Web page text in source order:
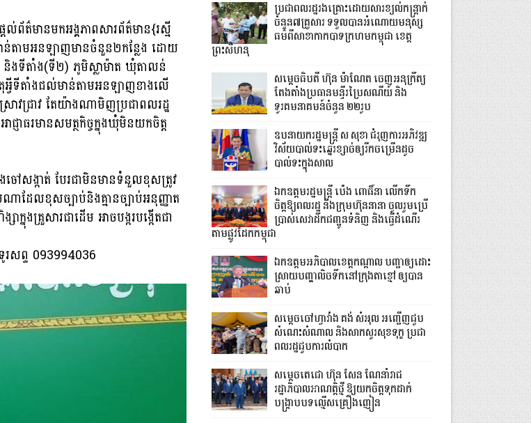
ព័ត៌មានមកអង្គភាពសារព័ត៌មាន{រស្មី
ន់តាមអនឡាញមានចំនួន២កន្លែង ដោយ
និងទីតាំង(ទី២) ភូមិស្លាម៉ាត ឃុំតាលន់
អ្វីទីតាំងជល់មាន់តាមអនឡាញខាងលើ
ាវជ្រាវ តែយ៉ាងណាមិញប្រជាពលរដ្ឋ
ញាធរមានសមត្ថកិច្ចក្នុងឃុំមិនយកចិត្ត
ៅសង្កាត់ បែរជាមិនមានទំនួលខុសត្រូវ
ាដែលខុសច្បាប់និងគ្មានច្បាប់អនុញ្ញាត
នុងគ្រួសារជាដើម អាចបង្ករបង្កើតជា
រសព្ទ 093994036
ប្រជាពលរដ្ឋរងគ្រោះដោយសារខ្យល់កន្ត្រាក់
ចំនួន៧គ្រួសារ ទទួលបានអំណោយមនុស្ស
ធម៌ពីសាខាកាកបាទក្រហមកម្ពុជា ខេត្ត
ព្រះសីហនុ
សម្តេចធិបតី ហ៊ុន ម៉ាណែត ចេញអនុក្រឹត្យ
តែងតាំងប្រធានមន្ទីរប្រៃសណីយ៍ និង
ទូរគមនាគមន៍ចំនួន ២២រូប
ឧបនាយករដ្ឋមន្ដ្រី ស សុខា ជំរុញការអភិវឌ្ឍ
វិស័យបាល់ទះឆ្នេរខ្សាច់ឲ្យរីកចម្រើនដូច
បាល់ទះក្នុងសាល
ឯកឧត្តមរដ្ឋមន្ត្រី ប៉េង ពោធិ៍នា លើកទឹក
ចិត្តឱ្យពលរដ្ឋ និងក្រុមហ៊ុននានា ចូលរួមប្រើ
ប្រាស់សេវាដឹកជញ្ជូនទំនិញ និងធ្វើដំណើរ
តាមផ្លូវដែកកម្ពុជា
ឯកឧត្តមអភិបាលខេត្តកណ្ដាល បញ្ជាឲ្យដោះ
ស្រាយបញ្ហាលិចទឹកនៅក្រុងតាខ្មៅ ឲ្យបាន
ឆាប់
សម្តេចចៅហ្វាវាំង គង់ សំអុល អញ្ជើញជួប
សំណេះសំណាល និងសាកសួរសុខទុក្ខ ប្រជា
ពលរដ្ឋជួបការលំបាក
សម្តេចតេជោ ហ៊ុន សែន ណែនាំរាជ
រដ្ឋាភិបាលអាណត្តិថ្មី ឱ្យយកចិត្តទុកដាក់
បង្ក្រាបបទល្មើសគ្រឿងញៀន